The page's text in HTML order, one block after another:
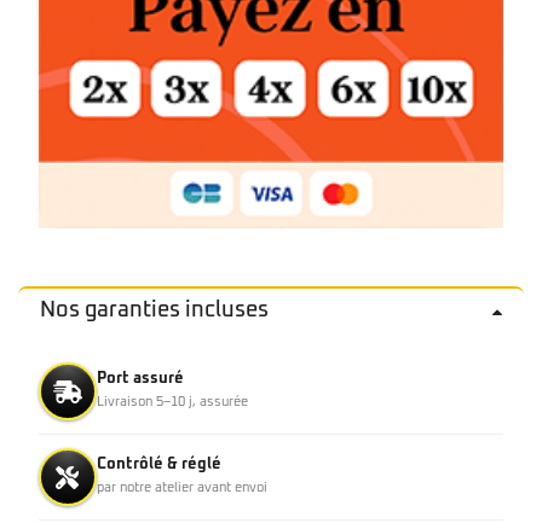
Nos garanties incluses
Port assuré
Livraison 5–10 j, assurée
Contrôlé & réglé
par notre atelier avant envoi